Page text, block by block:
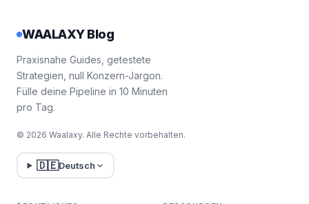
WAALAXY Blog
Praxisnahe Guides, getestete
Strategien, null Konzern-Jargon.
Fülle deine Pipeline in 10 Minuten
pro Tag.
© 2026 Waalaxy. Alle Rechte vorbehalten.
🇩🇪Deutsch